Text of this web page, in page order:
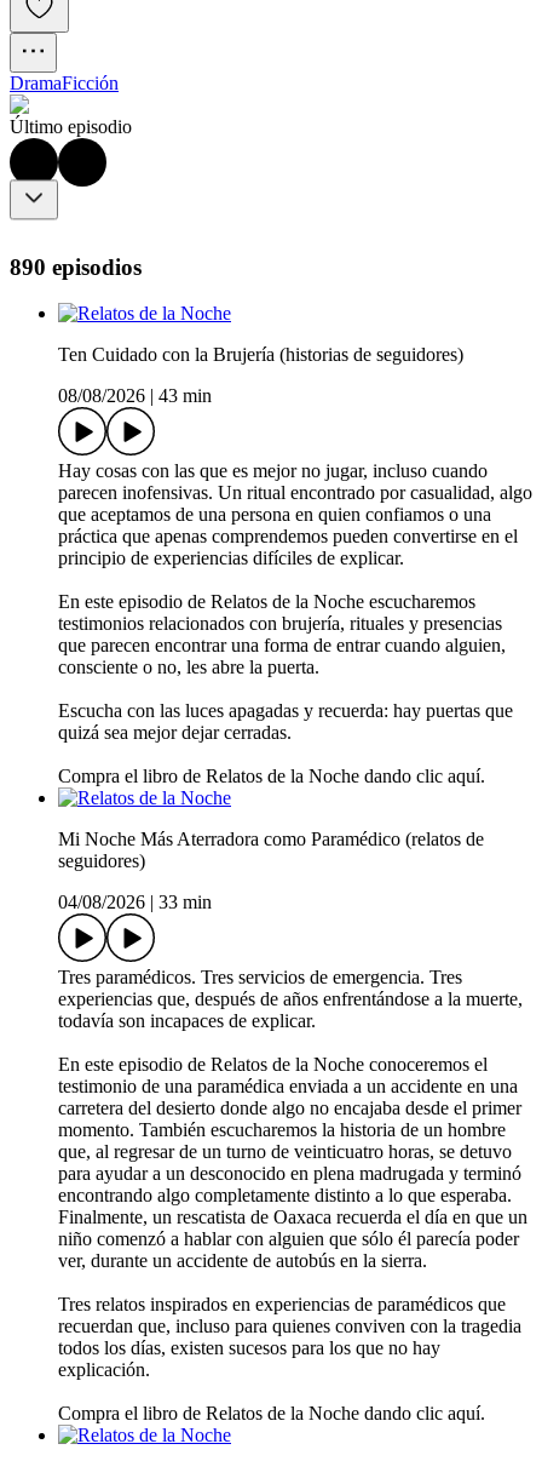
DramaFicción
Último episodio
890 episodios
Ten Cuidado con la Brujería (historias de seguidores)
08/08/2026
43 min
Hay cosas con las que es mejor no jugar, incluso cuando
parecen inofensivas. Un ritual encontrado por casualidad, algo
que aceptamos de una persona en quien confiamos o una
práctica que apenas comprendemos pueden convertirse en el
principio de experiencias difíciles de explicar.
En este episodio de Relatos de la Noche escucharemos
testimonios relacionados con brujería, rituales y presencias
que parecen encontrar una forma de entrar cuando alguien,
consciente o no, les abre la puerta.
Escucha con las luces apagadas y recuerda: hay puertas que
quizá sea mejor dejar cerradas.
Compra el libro de Relatos de la Noche dando clic aquí.
Mi Noche Más Aterradora como Paramédico (relatos de
seguidores)
04/08/2026
33 min
Tres paramédicos. Tres servicios de emergencia. Tres
experiencias que, después de años enfrentándose a la muerte,
todavía son incapaces de explicar.
En este episodio de Relatos de la Noche conoceremos el
testimonio de una paramédica enviada a un accidente en una
carretera del desierto donde algo no encajaba desde el primer
momento. También escucharemos la historia de un hombre
que, al regresar de un turno de veinticuatro horas, se detuvo
para ayudar a un desconocido en plena madrugada y terminó
encontrando algo completamente distinto a lo que esperaba.
Finalmente, un rescatista de Oaxaca recuerda el día en que un
niño comenzó a hablar con alguien que sólo él parecía poder
ver, durante un accidente de autobús en la sierra.
Tres relatos inspirados en experiencias de paramédicos que
recuerdan que, incluso para quienes conviven con la tragedia
todos los días, existen sucesos para los que no hay
explicación.
Compra el libro de Relatos de la Noche dando clic aquí.